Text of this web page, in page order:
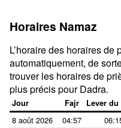
Horaires Namaz
L’horaire des horaires de
automatiquement, de
trouver les horaires de
plus précis pour Dadra.
Jour Fajr Lever
8 août 2026 04:57